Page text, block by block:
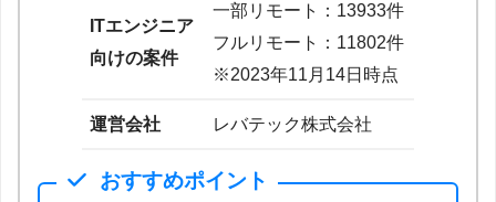
ITエンジニア
向けの案件
一部リモート：13933件
フルリモート：11802件
※2023年11月14日時点
運営会社 レバテック株式会社
おすすめポイント